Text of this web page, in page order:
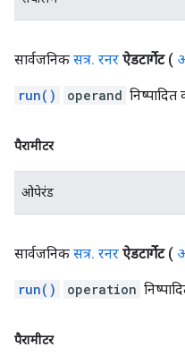
सार्वजनिक सत्र. रनर ऐडटार्गेट (
run() operand
पैरामीटर
ओपेरंड
सार्वजनिक सत्र. रनर ऐडटार्गेट (
run() operation
पैरामीटर